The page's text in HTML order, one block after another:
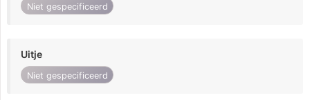
Niet gespecificeerd
Uitje
Niet gespecificeerd